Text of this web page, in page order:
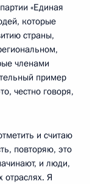
«Единая
которые
страны,
членами
пример
честно говоря,
и считаю
повторяю, это
и люди,
отраслях. Я